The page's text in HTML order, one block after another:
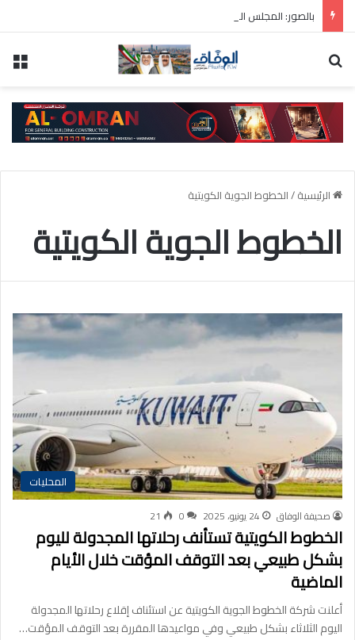
الرئيسية/الخطوط الجوية الكويتية
الخطوط الجوية الكويتية
المحليات
صحيفة الوفاق 24 يونيو، 2025 0
21
الخطوط الكويتية تستأنف رحلاتها المجدولة لليوم
بشكل طبيعي بعد التوقف المؤقت خلال الأيام
الماضية
أعلنت شركة الخطوط الجوية الكويتية عن استئناف إقلاع رحلاتها المجدولة
اليوم الثلاثاء بشكل طبيعي وفي مواعيدها المقررة بعد التوقف المؤقت…